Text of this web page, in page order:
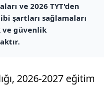
ve 2026 TYT'den
şartları sağlamaları
ve güvenlik
2026-2027 eğitim